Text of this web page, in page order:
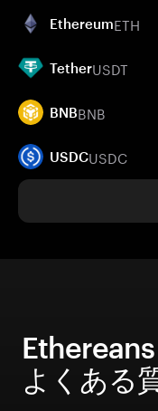
EthereumETH
TetherUSDT
BNBBNB
USDCUSDC
よくある